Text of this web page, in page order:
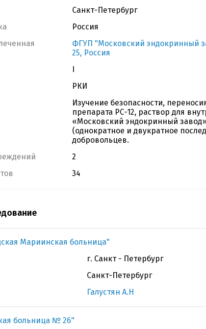
Санкт-Петербург
Россия
ФГУП "Московский эндокринный
25, Россия
I
РКИ
Изучение безопасности,
препарата РС-12, раствор для
«Московский эндокринный
(однократное и двукратное
добровольцев.
2
34
Мариинская больница"
г. Санкт - Петербург
Санкт-Петербург
Галустян А.Н
больница № 26"